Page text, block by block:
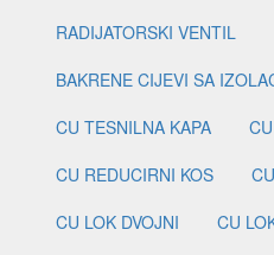
RADIJATORSKI VENTIL
BAKRENE CIJEVI SA
CU TESNILNA KAPA
CU REDUCIRNI KOS
CU LOK DVOJNI
CU